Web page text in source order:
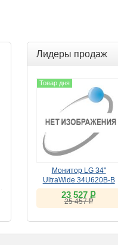
Лидеры продаж
Товар дня
Монитор LG 34"
UltraWide 34U620B-B
(VA, 144Hz)
23 527ք
25 457ք